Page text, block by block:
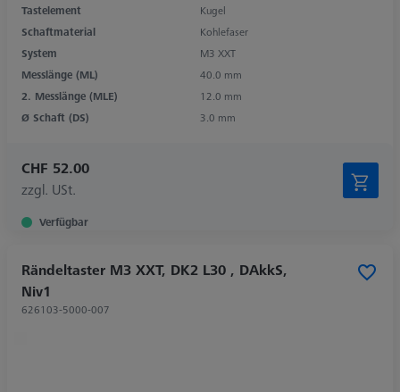
Tastelement
Kugel
Schaftmaterial
Kohlefaser
System
M3 XXT
Messlänge (ML)
40.0 mm
2. Messlänge (MLE)
12.0 mm
Ø Schaft (DS)
3.0 mm
CHF 52.00
zzgl. USt.
Verfügbar
Rändeltaster M3 XXT, DK2 L30 , DAkkS,
Niv1
626103-5000-007